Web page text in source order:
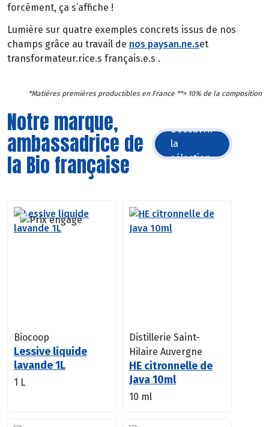
forcément, ça s’affiche !
Lumière sur quatre exemples concrets issus de nos
champs grâce au travail de nos paysan.ne.set
transformateur.rice.s français.e.s .
*Matières premières productibles en France **> 10% de la composition
Notre marque,
ambassadrice de
la Bio française
Découvrir
la
sélection
Biocoop
Lessive liquide
lavande 1L
1 L
Distillerie Saint-
Hilaire Auvergne
HE citronnelle de
Java 10ml
10 ml